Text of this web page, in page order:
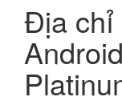
Địa chỉ